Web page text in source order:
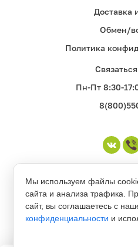
Доставка
Обмен/
Политика
Пн-Пт 8:30-
Мы используем файлы
сайта и анализа трафика.
сайт, вы соглашаетесь с
конфиденциальности и